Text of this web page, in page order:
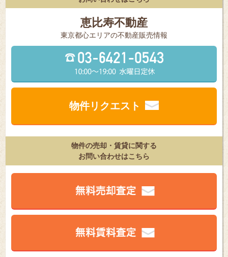
恵比寿不動産
東京都⼼エリアの不動産販売情報
物件リクエスト
物件の売却・賃貸に関する
お問い合わせはこちら